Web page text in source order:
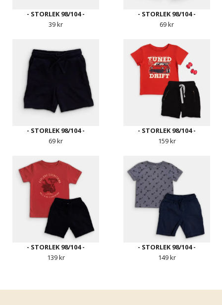
- STORLEK 98/104 -
39 kr
- STORLEK 98/104 -
69 kr
- STORLEK 98/104 -
69 kr
- STORLEK 98/104 -
159 kr
- STORLEK 98/104 -
139 kr
- STORLEK 98/104 -
149 kr